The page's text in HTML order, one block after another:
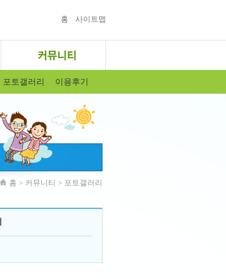
홈 사이트맵
포토갤러리 이용후기
홈 > 커뮤니티 > 포토갤러리